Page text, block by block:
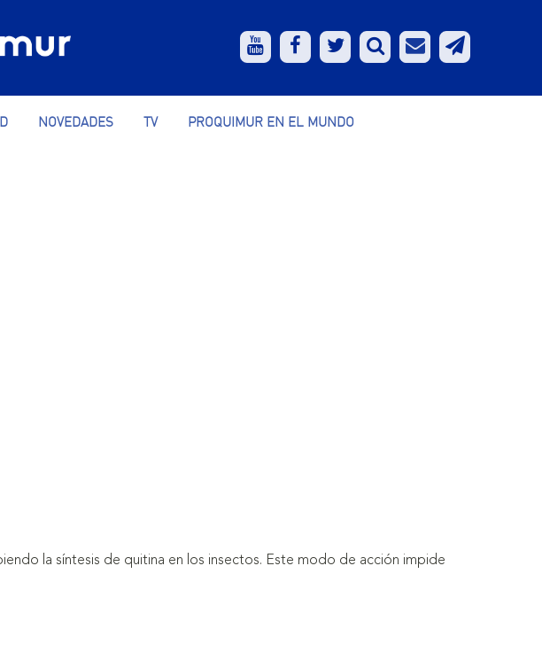
NOVEDADES TV PROQUIMUR EN EL MUNDO
la síntesis de quitina en los insectos. Este modo de acción impide